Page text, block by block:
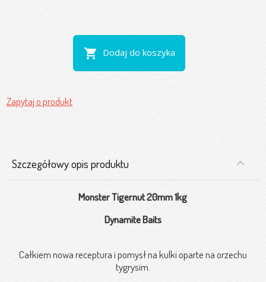
shopping_cart Dodaj do koszyka
Zapytaj o produkt
Szczegółowy opis produktu
Monster Tigernut 20mm 1kg
Dynamite Baits
Całkiem nowa receptura i pomysł na kulki oparte na orzechu
tygrysim.